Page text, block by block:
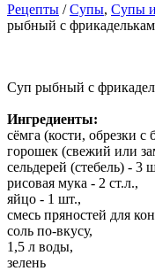
Рецепты /Cупы, Супы
рыбный с
Суп рыбный с
Ингредиенты:
сёмга (кости, обрезки с
горошек (свежий или
сельдерей (стебель) - 3
рисовая мука - 2 ст.л.,
яйцо - 1 шт.,
смесь пряностей для
соль по-вкусу,
1,5 л воды,
зелень